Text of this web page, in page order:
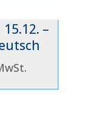
–